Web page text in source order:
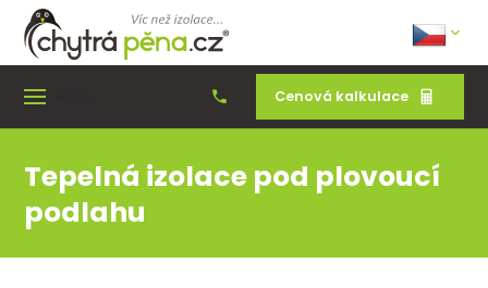
Cenová kalkulace
Tepelná izolace pod plovoucí
podlahu